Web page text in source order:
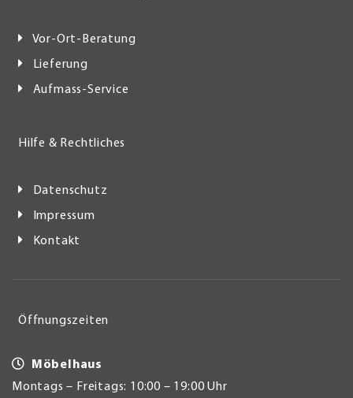
Vor-Ort-Beratung
Lieferung
Aufmass-Service
Hilfe & Rechtliches
Datenschutz
Impressum
Kontakt
Öffnungszeiten
Möbelhaus
Montags – Freitags: 10:00 – 19:00 Uhr